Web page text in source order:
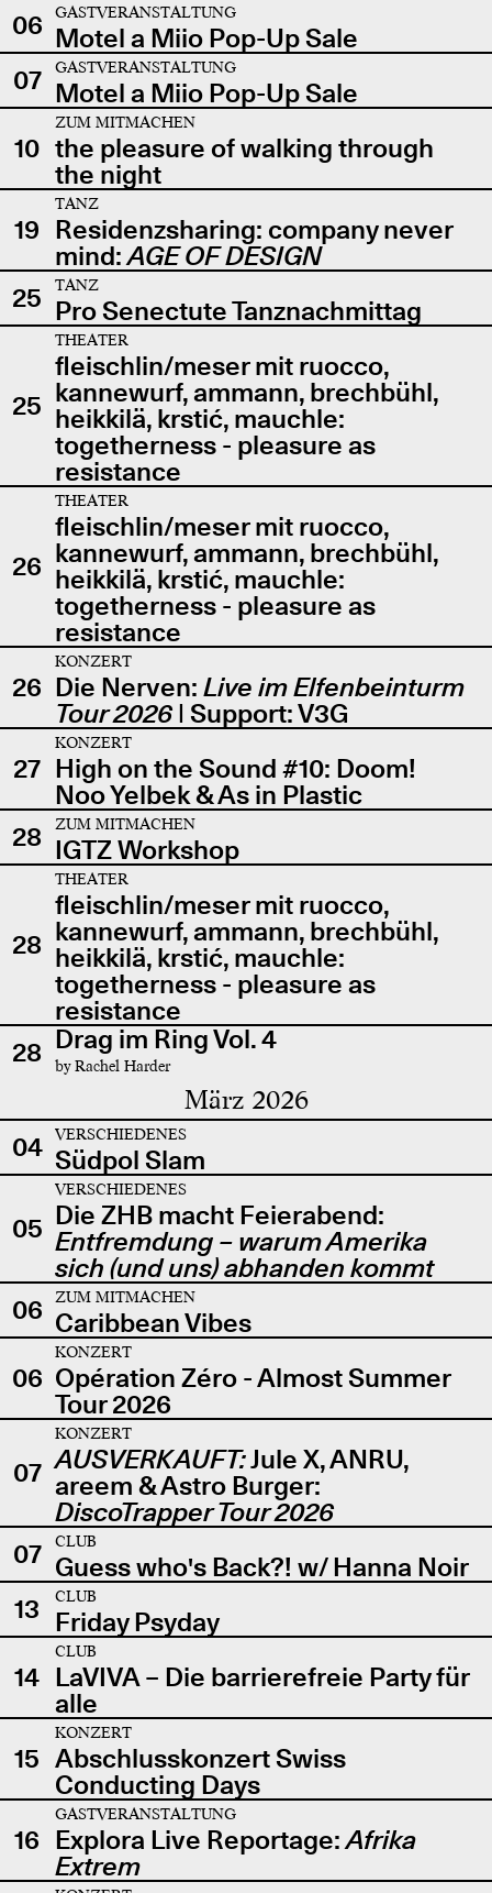
06
GASTVERANSTALTUNG
Motel a Miio Pop-Up Sale
07
GASTVERANSTALTUNG
Motel a Miio Pop-Up Sale
10
ZUM MITMACHEN
the pleasure of walking through
the night
19
TANZ
Residenzsharing: company never
mind:AGE OF DESIGN
25
TANZ
Pro Senectute Tanznachmittag
25
THEATER
fleischlin/meser mit ruocco,
kannewurf, ammann, brechbühl,
heikkilä, krstić, mauchle:
togetherness - pleasure as
resistance
26
THEATER
fleischlin/meser mit ruocco,
kannewurf, ammann, brechbühl,
heikkilä, krstić, mauchle:
togetherness - pleasure as
resistance
26
KONZERT
Die Nerven: Live im Elfenbeinturm
Tour 2026| Support: V3G
27
KONZERT
High on the Sound #10: Doom!
Noo Yelbek & As in Plastic
28
ZUM MITMACHEN
IGTZ Workshop
28
THEATER
fleischlin/meser mit ruocco,
kannewurf, ammann, brechbühl,
heikkilä, krstić, mauchle:
togetherness - pleasure as
resistance
28 Drag im Ring Vol. 4
by Rachel Harder
März 2026
04 VERSCHIEDENES
Südpol Slam
05
VERSCHIEDENES
Die ZHB macht Feierabend:
Entfremdung – warum Amerika
sich (und uns) abhanden kommt
06
ZUM MITMACHEN
Caribbean Vibes
06
KONZERT
Opération Zéro - Almost Summer
Tour 2026
07
KONZERT
AUSVERKAUFT:Jule X, ANRU,
areem & Astro Burger:
DiscoTrapper Tour 2026
07
CLUB
Guess who's Back?! w/ Hanna Noir
13
CLUB
Friday Psyday
14
CLUB
LaVIVA – Die barrierefreie Party für
alle
15
KONZERT
Abschlusskonzert Swiss
Conducting Days
16
GASTVERANSTALTUNG
Explora Live Reportage:Afrika
Extrem